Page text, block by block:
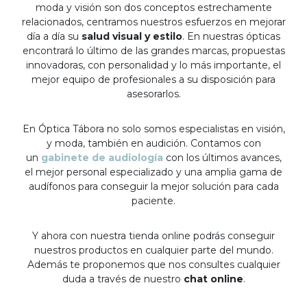
moda y visión son dos conceptos estrechamente
relacionados, centramos nuestros esfuerzos en mejorar
día a día su salud visual y estilo. En nuestras ópticas
encontrará lo último de las grandes marcas, propuestas
innovadoras, con personalidad y lo más importante, el
mejor equipo de profesionales a su disposición para
asesorarlos.
En Óptica Tábora no solo somos especialistas en visión,
y moda, también en audición. Contamos con
un gabinete de audiología con los últimos avances,
el mejor personal especializado y una amplia gama de
audífonos para conseguir la mejor solución para cada
paciente.
Y ahora con nuestra tienda online podrás conseguir
nuestros productos en cualquier parte del mundo.
Además te proponemos que nos consultes cualquier
duda a través de nuestro chat online.